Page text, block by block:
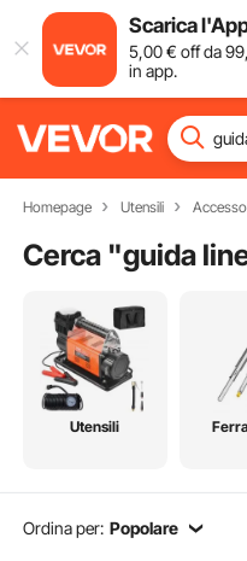
Scarica
5,00€ off da99
in app.
Homepage Utensili
Cerca "guida
Utensili
Ordina per: Popolare